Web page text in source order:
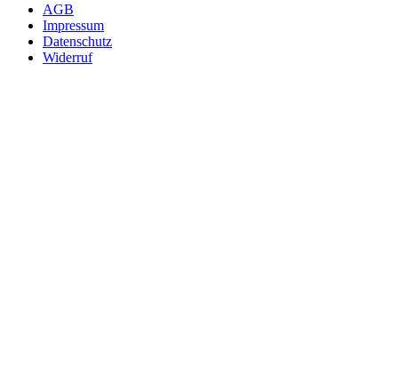
AGB
Impressum
Datenschutz
Widerruf